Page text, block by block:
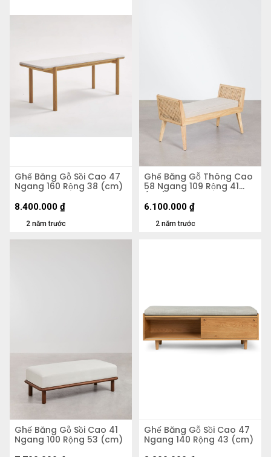
Ghế Băng Gỗ Sồi Cao 47
Ngang 160 Rộng 38 (cm)
2 năm trước
8.400.000 ₫
Ghế Băng Gỗ Thông Cao
58 Ngang 109 Rộng 41
(cm)
2 năm trước
6.100.000 ₫
Ghế Băng Gỗ Sồi Cao 41
Ngang 100 Rộng 53 (cm)
Ghế Băng Gỗ Sồi Cao 47
Ngang 140 Rộng 43 (cm)